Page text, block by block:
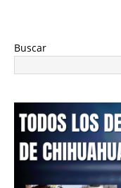
Buscar